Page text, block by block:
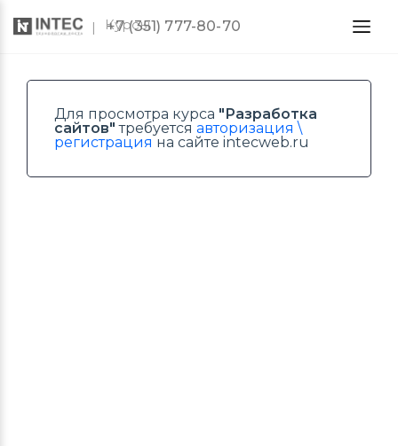
Курсы
+7 (351) 777-80-70
Для просмотра курса "Разработка
сайтов" требуется авторизация \
регистрация на сайте intecweb.ru